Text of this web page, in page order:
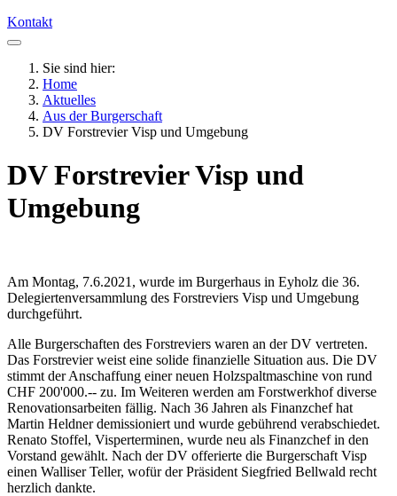
Kontakt
Sie sind hier:
Home
Aktuelles
Aus der Burgerschaft
DV Forstrevier Visp und Umgebung
DV Forstrevier Visp und
Umgebung
Am Montag, 7.6.2021, wurde im Burgerhaus in Eyholz die 36.
Delegiertenversammlung des Forstreviers Visp und Umgebung
durchgeführt.
Alle Burgerschaften des Forstreviers waren an der DV vertreten.
Das Forstrevier weist eine solide finanzielle Situation aus. Die DV
stimmt der Anschaffung einer neuen Holzspaltmaschine von rund
CHF 200'000.-- zu. Im Weiteren werden am Forstwerkhof diverse
Renovationsarbeiten fällig. Nach 36 Jahren als Finanzchef hat
Martin Heldner demissioniert und wurde gebührend verabschiedet.
Renato Stoffel, Visperterminen, wurde neu als Finanzchef in den
Vorstand gewählt. Nach der DV offerierte die Burgerschaft Visp
einen Walliser Teller, wofür der Präsident Siegfried Bellwald recht
herzlich dankte.